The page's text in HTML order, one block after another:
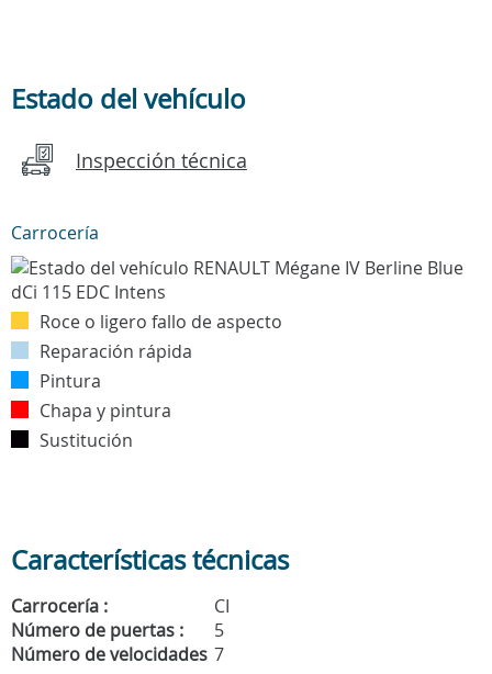
Estado del vehículo
Inspección técnica
Carrocería
Roce o ligero fallo de aspecto
Reparación rápida
Pintura
Chapa y pintura
Sustitución
Características técnicas
Carrocería :
CI
Número de puertas :
5
Número de velocidades 7